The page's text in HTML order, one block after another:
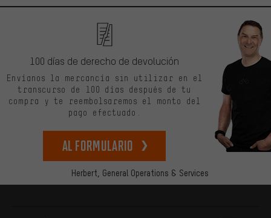
Herbert, General Operations & Services
100 días de derecho de devolución
Envíanos la mercancía sin utilizar en el
transcurso de 100 días después de tu
compra y te reembolsaremos el monto del
pago efectuado.
Al formulario